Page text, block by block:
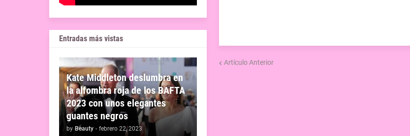
Artículo Anterior
Entradas más vistas
Kate Middleton deslumbra en
la alfombra roja de los BAFTA
2023 con unos elegantes
guantes negros
by Beauty - febrero 22, 2023